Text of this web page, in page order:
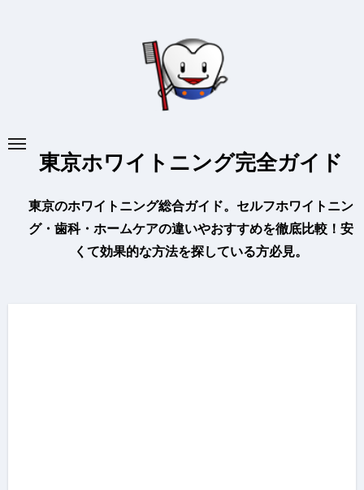
プ
東京ホワイトニング完全ガイド
東京のホワイトニング総合ガイド。セルフホワイトニン
グ・歯科・ホームケアの違いやおすすめを徹底比較！安
くて効果的な方法を探している方必見。